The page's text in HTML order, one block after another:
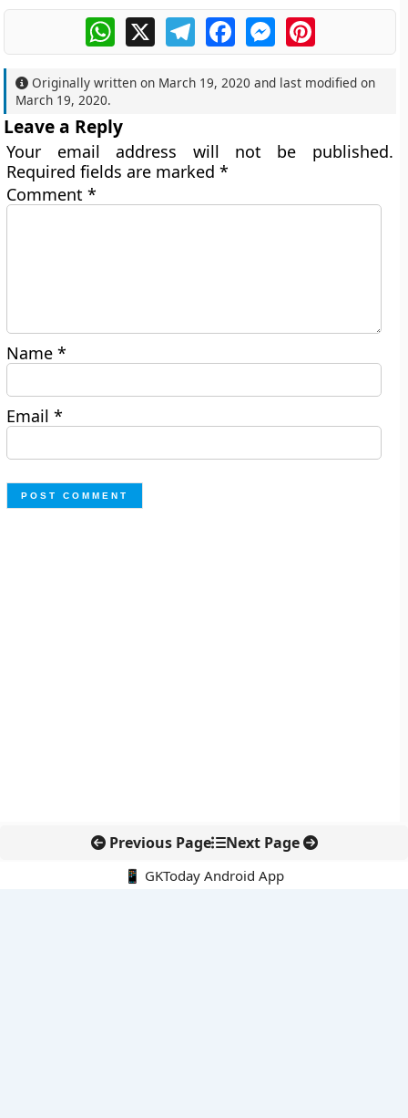
WhatsApp
X TelegramFacebookMessengerPinterest
Originally written on March 19, 2020 and last modified on
March 19, 2020.
Leave a Reply
Your email address will not be published.
Required fields are marked*
Comment*
Name*
Email*
Previous Page Next Page
📱 GKToday Android App